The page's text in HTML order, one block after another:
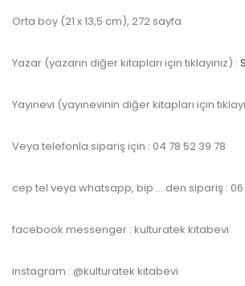
Orta boy (21 x 13,5 cm), 272 sayfa
Yazar (yazarın diğer kitapları için tıklayınız) :
Yayınevi (yayınevinin diğer kitapları için
Veya telefonla sipariş için : 04 78 52 39 78
cep tel veya whatsapp, bip … den sipariş : 06
facebook messenger : kulturatek kitabevi
instagram : @kulturatek kitabevi